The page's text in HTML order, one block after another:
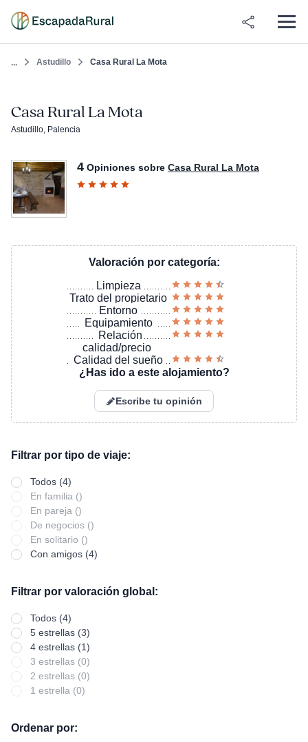
... Astudillo Casa Rural La Mota
Casa Rural La Mota
Astudillo, Palencia
4 Opiniones sobre Casa Rural La Mota
Valoración por categoría:
Limpieza
Trato del propietario
Entorno
Equipamiento
Relación
calidad/precio
Calidad del sueño
¿Has ido a este alojamiento?
Escribe tu opinión
Filtrar por tipo de viaje:
Todos (4)
En familia ()
En pareja ()
De negocios ()
En solitario ()
Con amigos (4)
Filtrar por valoración global:
Todos (4)
5 estrellas (3)
4 estrellas (1)
3 estrellas (0)
2 estrellas (0)
1 estrella (0)
Ordenar por: